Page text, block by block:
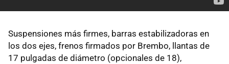
Suspensiones más firmes, barras estabilizadoras en
los dos ejes, frenos firmados por Brembo, llantas de
17 pulgadas de diámetro (opcionales de 18),